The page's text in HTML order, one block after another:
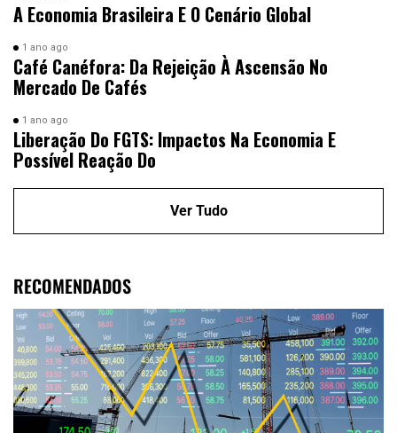
A Economia Brasileira E O Cenário Global
1 ano ago
Café Canéfora: Da Rejeição À Ascensão No
Mercado De Cafés
1 ano ago
Liberação Do FGTS: Impactos Na Economia E
Possível Reação Do
Ver Tudo
RECOMENDADOS